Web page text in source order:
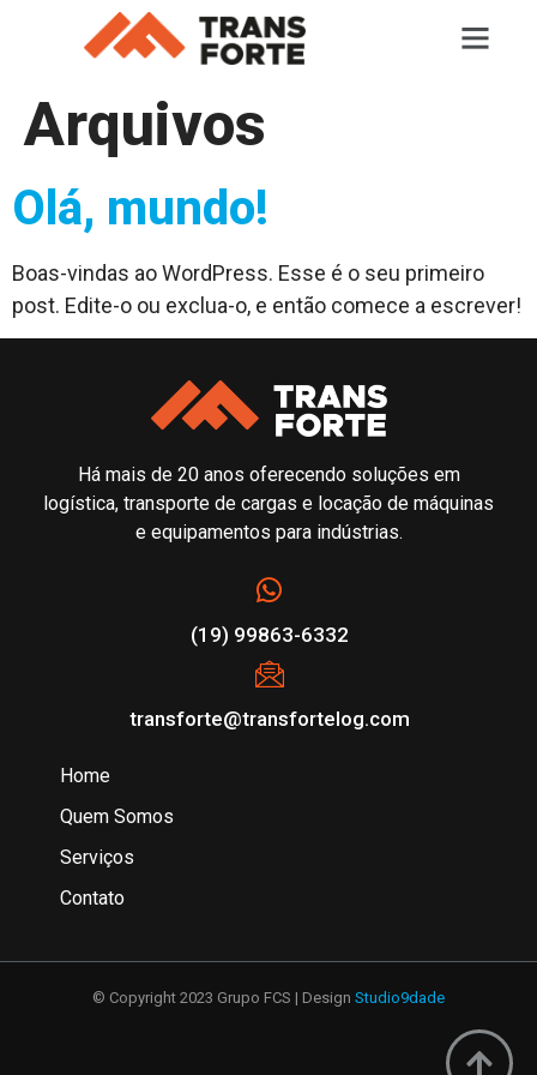
Arquivos
Olá, mundo!
Boas-vindas ao WordPress. Esse é o seu primeiro
post. Edite-o ou exclua-o, e então comece a escrever!
Há mais de 20 anos oferecendo soluções em
logística, transporte de cargas e locação de máquinas
e equipamentos para indústrias.
(19) 99863-6332
transforte@transfortelog.com
Home
Quem Somos
Serviços
Contato
© Copyright 2023 Grupo FCS | Design Studio9dade